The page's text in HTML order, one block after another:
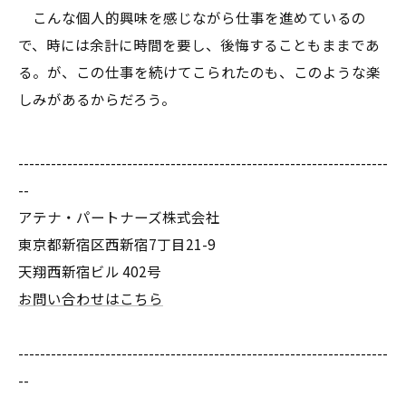
こんな個人的興味を感じながら仕事を進めているの
で、時には余計に時間を要し、後悔することもままであ
る。が、この仕事を続けてこられたのも、このような楽
しみがあるからだろう。
--------------------------------------------------------------------
--
アテナ・パートナーズ株式会社
東京都新宿区西新宿7丁目21-9
天翔西新宿ビル 402号
お問い合わせはこちら
--------------------------------------------------------------------
--